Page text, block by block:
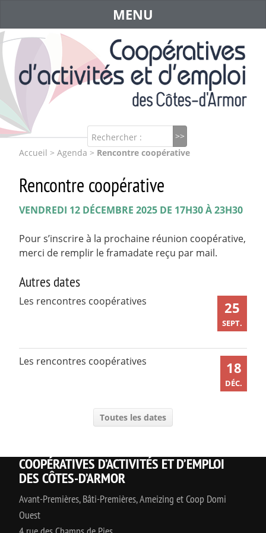
Rechercher :
MENU
Accueil > Agenda > Rencontre coopérative
Rencontre coopérative
VENDREDI 12 DÉCEMBRE 2025 DE 17H30 À 23H30
Pour s’inscrire à la prochaine réunion coopérative,
merci de remplir le framadate reçu par mail.
Autres dates
25
SEPT.
Les rencontres coopératives
18
DÉC.
Les rencontres coopératives
Toutes les dates
COOPÉRATIVES D’ACTIVITÉS ET D’EMPLOI
DES CÔTES-D’ARMOR
Avant-Premières, Bâti-Premières, Ameizing et Coop Domi
Ouest